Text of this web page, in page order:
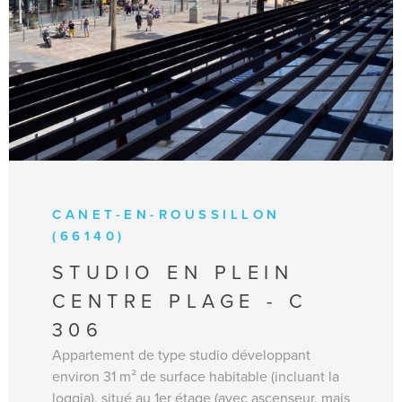
JUIN = 420 € /semaine JUILLET DU 25/06 AU
11/07 = 460 €/semaine / DU 11/07 AU 25/07 =
575 € /semaine TRES HAUTE SAISON DU
25/07 AU 15/08 = 640 €/semaine DU 15/08 AU
22/08 = 575 €/semaine / DU 22/08 AU 29/08
=460 €/semaine SEPTEMBRE = 420 €
/semaine / A PARTIR DU MOIS OCTOBRE =
350 €/semaine.
CANET-EN-ROUSSILLON
(66140)
STUDIO EN PLEIN
CENTRE PLAGE - C
306
Appartement de type studio développant
environ 31 m² de surface habitable (incluant la
loggia), situé au 1er étage (avec ascenseur, mais